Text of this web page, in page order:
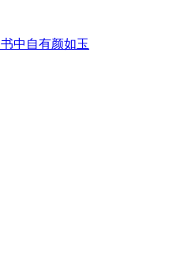
中自有颜如玉